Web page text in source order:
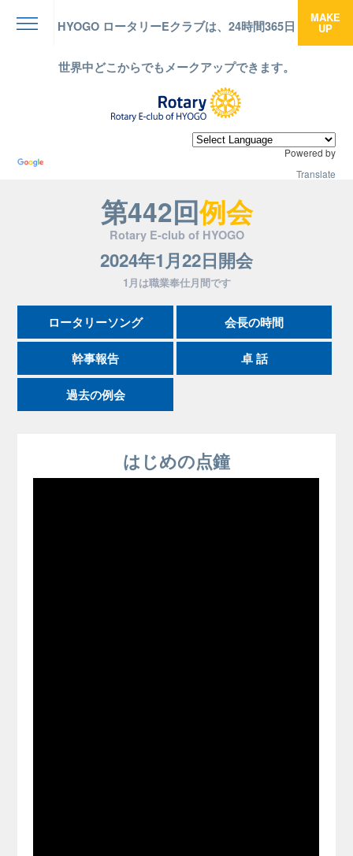
HYOGO ロータリーEクラブは、24時間365日
世界中どこからでもメークアップできます。
MAKE
UP
Powered by
Translate
第442回例会
Rotary E-club of HYOGO
2024年1月22日開会
1月は職業奉仕月間です
ロータリーソング 会長の時間
幹事報告 卓 話
過去の例会
はじめの点鐘